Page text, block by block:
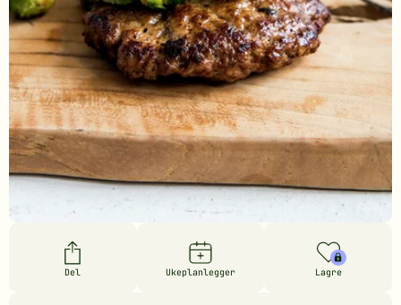
Del Ukeplanlegger Lagre